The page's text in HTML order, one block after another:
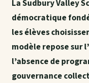
La Sudbury Valley
démocratique
les élèves
modèle repose sur
l’absence de
gouvernance